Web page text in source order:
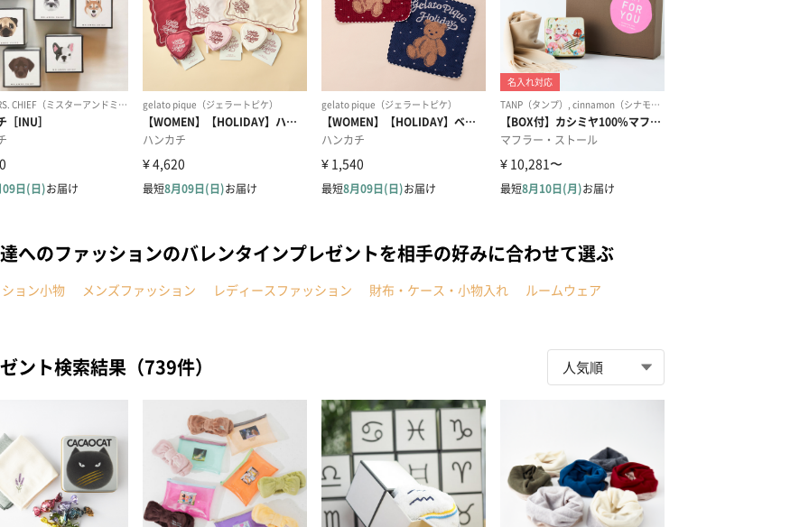
へのファッションのバレンタインプレゼントを相手の好みに合わせて選ぶ
ョン小物 メンズファッション レディースファッション 財布・ケース・小物入れ ルームウェア
ント検索結果（739件）